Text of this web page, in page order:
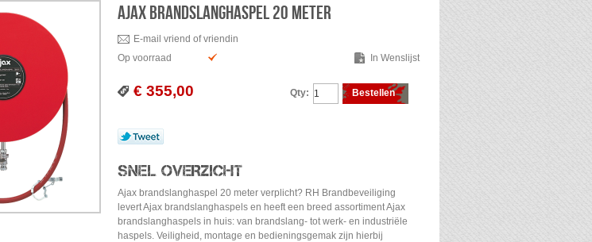
AJAX BRANDSLANGHASPEL 20 METER
E-mail vriend of vriendin
In Wenslijst
Op voorraad
€ 355,00 Qty: Bestellen
Tweet
SNEL OVERZICHT
Ajax brandslanghaspel 20 meter verplicht? RH Brandbeveiliging
levert Ajax brandslanghaspels en heeft een breed assortiment Ajax
brandslanghaspels in huis: van brandslang- tot werk- en industriële
haspels. Veiligheid, montage en bedieningsgemak zijn hierbij